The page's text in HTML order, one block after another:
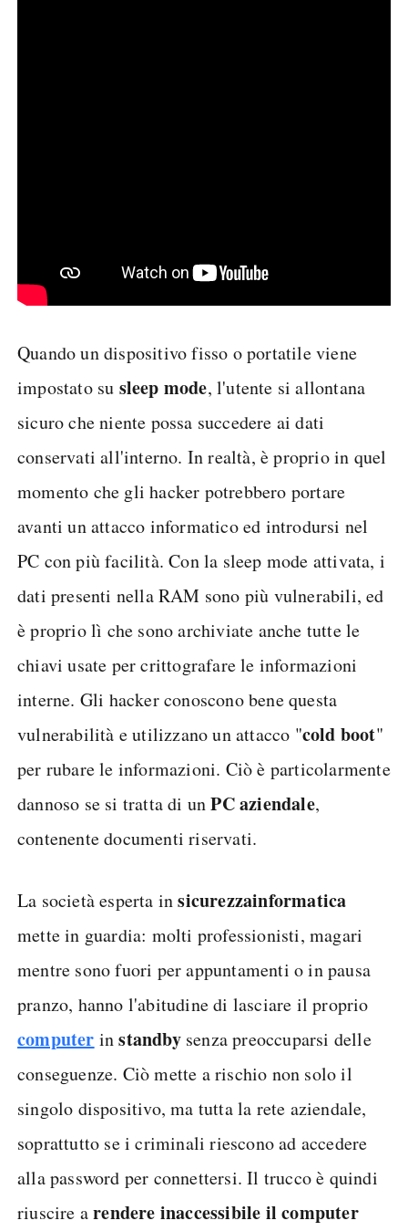
Quando un dispositivo fisso o portatile viene
impostato su sleep mode, l'utente si allontana
sicuro che niente possa succedere ai dati
conservati all'interno. In realtà, è proprio in quel
momento che gli hacker potrebbero portare
avanti un attacco informatico ed introdursi nel
PC con più facilità. Con la sleep mode attivata, i
dati presenti nella RAM sono più vulnerabili, ed
è proprio lì che sono archiviate anche tutte le
chiavi usate per crittografare le informazioni
interne. Gli hacker conoscono bene questa
vulnerabilità e utilizzano un attacco "cold boot"
per rubare le informazioni. Ciò è particolarmente
dannoso se si tratta di unPC aziendale,
contenente documenti riservati.
La società esperta insicurezzainformatica
mette in guardia: molti professionisti, magari
mentre sono fuori per appuntamenti o in pausa
pranzo, hanno l'abitudine di lasciare il proprio
computer instandbysenza preoccuparsi delle
conseguenze. Ciò mette a rischio non solo il
singolo dispositivo, ma tutta la rete aziendale,
soprattutto se i criminali riescono ad accedere
alla password per connettersi. Il trucco è quindi
riuscire arendere inaccessibile il computer